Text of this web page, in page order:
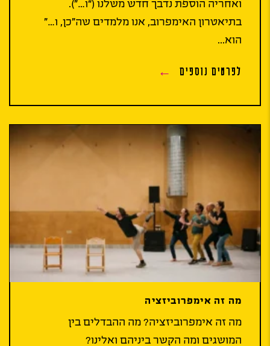
ואחריה הוספת נדבך חדש משלנו (“ו…”).
בתיאטרון האימפרוב, אנו מלמדים שה”כן, ו…”
הוא...
לפרטים נוספים
מה זה אימפרוביזציה
מה זה אימפרוביזציה? מה ההבדלים בין
המושגים ומה הקשר ביניהם ואלינו?